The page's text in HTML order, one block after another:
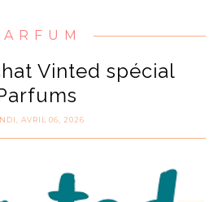
Vinted spécial
AVRIL 06, 2026